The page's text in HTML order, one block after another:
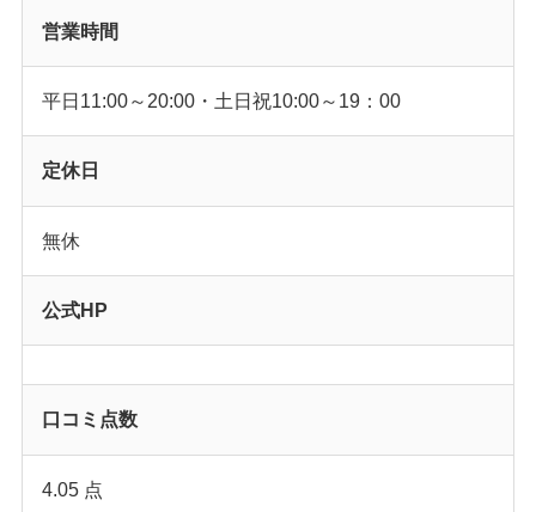
営業時間
平日11:00～20:00・土日祝10:00～19：00
定休日
無休
公式HP
口コミ点数
4.05 点